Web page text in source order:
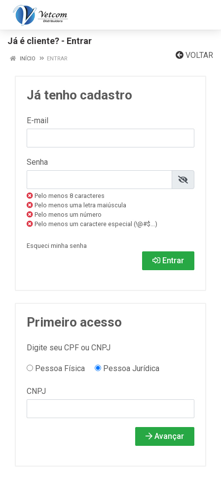
Já é cliente? - Entrar
VOLTAR
INÍCIO ENTRAR
Já tenho cadastro
E-mail
Senha
Pelo menos 8 caracteres
Pelo menos uma letra maiúscula
Pelo menos um número
Pelo menos um caractere especial (!@#$...)
Esqueci minha senha
Entrar
Primeiro acesso
Digite seu CPF ou CNPJ
Pessoa Física Pessoa Jurídica
CNPJ
Avançar